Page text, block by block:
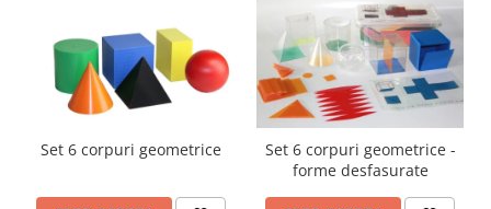
Set 6 corpuri geometrice
Set 6 corpuri geometrice -
forme desfasurate